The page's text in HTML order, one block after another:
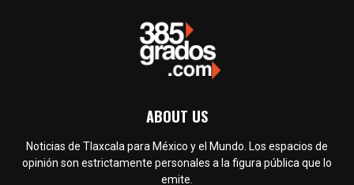
ABOUT US
Noticias de Tlaxcala para México y el Mundo. Los espacios de
opinión son estrictamente personales a la figura pública que lo
emite.